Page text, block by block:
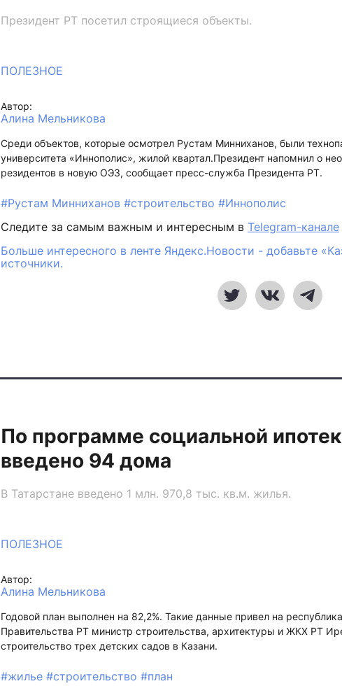
Президент РТ посетил строящиеся объекты.
ПОЛЕЗНОЕ
Автор:
Алина Мельникова
Среди объектов, которые осмотрел Рустам Минниханов, были
университета «Иннополис», жилой квартал.Президент напомнил о
резидентов в новую ОЭЗ, сообщает пресс-служба Президента РТ.
#Рустам Минниханов #строительство #Иннополис
Следите за самым важным и интересным в Telegram-канале
Больше интересного в ленте Яндекс.Новости - добавьте
источники.
По программе социальной
введено 94 дома
В Татарстане введено 1 млн. 970,8 тыс. кв.м. жилья.
ПОЛЕЗНОЕ
Автор:
Алина Мельникова
Годовой план выполнен на 82,2%. Такие данные привел на
Правительства РТ министр строительства, архитектуры и ЖКХ РТ
строительство трех детских садов в Казани.
#жилье #строительство #план